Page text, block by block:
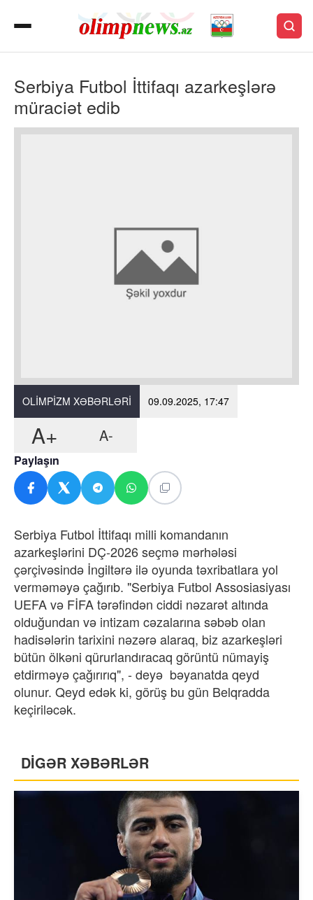
Serbiya Futbol İttifaqı azarkeşlərə
müraciət edib
OLIMPIZM XƏBƏRLƏRI 09.09.2025, 17:47
A+ A-
Paylaşın
Serbiya Futbol İttifaqı milli komandanın
azarkeşlərini DÇ-2026 seçmə mərhələsi
çərçivəsində İngiltərə ilə oyunda təxribatlara yol
verməməyə çağırıb. "Serbiya Futbol Assosiasiyası
UEFA və FİFA tərəfindən ciddi nəzarət altında
olduğundan və intizam cəzalarına səbəb olan
hadisələrin tarixini nəzərə alaraq, biz azarkeşləri
bütün ölkəni qürurlandıracaq görüntü nümayiş
etdirməyə çağırırıq", - deyə bəyanatda qeyd
olunur. Qeyd edək ki, görüş bu gün Belqradda
keçiriləcək.
DİGƏR XƏBƏRLƏR